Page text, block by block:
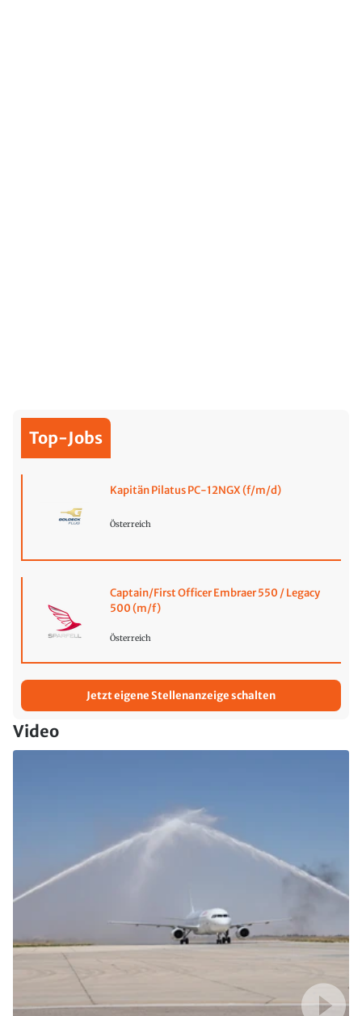
Top-Jobs
Kapitän Pilatus PC-12NGX (f/m/d)
Österreich
Captain/First Officer Embraer 550 / Legacy
500 (m/f)
Österreich
Jetzt eigene Stellenanzeige schalten
Video